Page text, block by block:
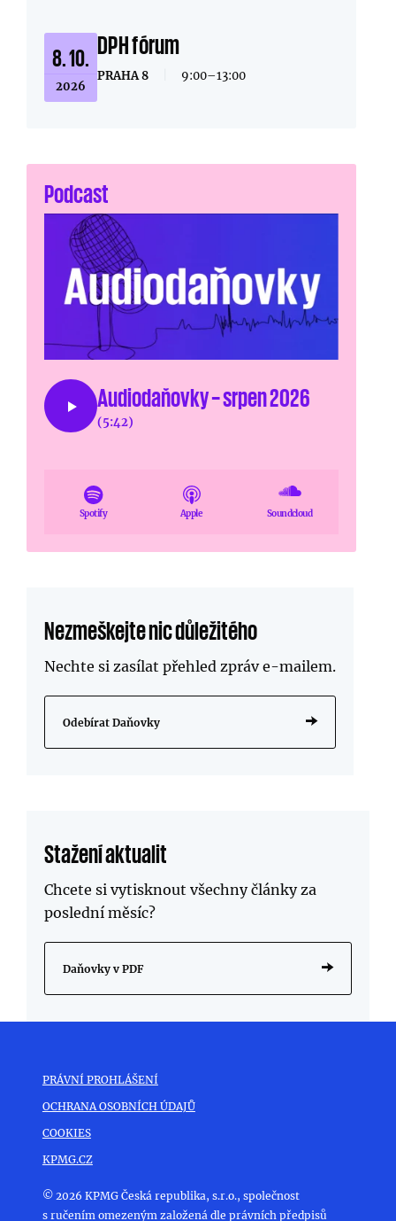
8. 10.
2026
DPH fórum
PRAHA 8 9:00–13:00
Podcast
Audiodaňovky – srpen 2026
(5:42)
Spotify Apple Soundcloud
Nezmeškejte nic důležitého
Nechte si zasílat přehled zpráve-mailem.
Odebírat Daňovky
Stažení aktualit
Chcete si vytisknout všechny články za
poslední měsíc?
Daňovky v PDF
PRÁVNÍ PROHLÁŠENÍ
OCHRANA OSOBNÍCH ÚDAJŮ
COOKIES
KPMG.CZ
© 2026 KPMG Česká republika, s.r.o., společnost
s ručením omezeným založená dle právních předpisů